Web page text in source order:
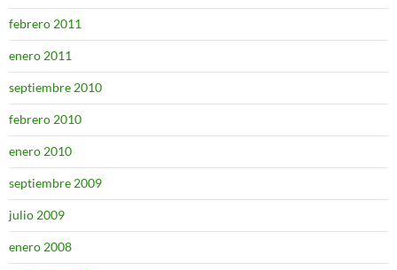
febrero 2011
enero 2011
septiembre 2010
febrero 2010
enero 2010
septiembre 2009
julio 2009
enero 2008